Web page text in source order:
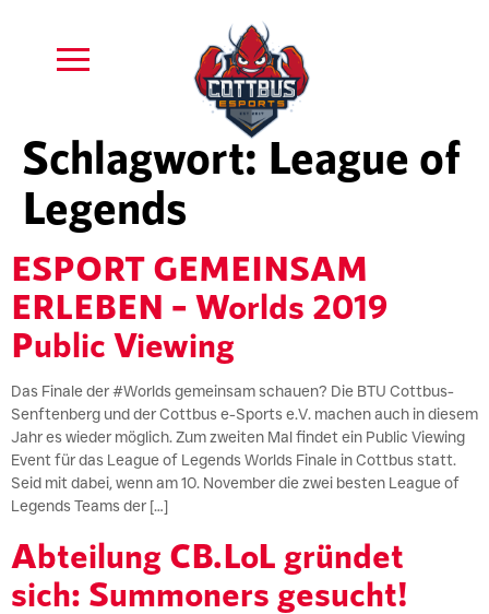
Schlagwort: League of
Legends
ESPORT GEMEINSAM
ERLEBEN – Worlds 2019
Public Viewing
Das Finale der #Worlds gemeinsam schauen? Die BTU Cottbus-
Senftenberg und der Cottbus e-Sports e.V. machen auch in diesem
Jahr es wieder möglich. Zum zweiten Mal findet ein Public Viewing
Event für das League of Legends Worlds Finale in Cottbus statt.
Seid mit dabei, wenn am 10. November die zwei besten League of
Legends Teams der […]
Abteilung CB.LoL gründet
sich: Summoners gesucht!